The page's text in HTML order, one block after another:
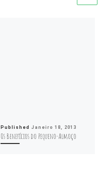
Published Janeiro 18, 2013
Os Benefícios do Pequeno-Almoço